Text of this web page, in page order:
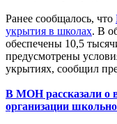
Ранее сообщалось, что
укрытия в школах. В
обеспечены 10,5
предусмотрены
укрытиях, сообщил
В МОН рассказали о
организации